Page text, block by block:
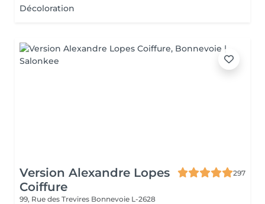
Décoloration
Version Alexandre Lopes
Coiffure
297
99, Rue des Trevires Bonnevoie L-2628